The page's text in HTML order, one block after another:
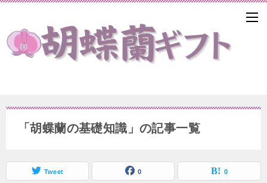
「胡蝶蘭の基礎知識」の記事一覧
Tweet 0 0